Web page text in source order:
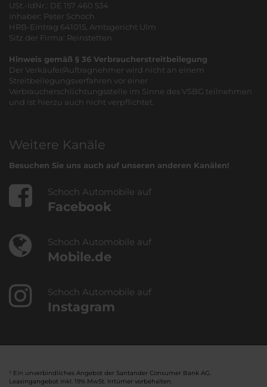
USt.-IdNr.: DE 157 460 534
Inhaber: Peter Schoch
HRB-Eintrag 641015, Amtsgericht Ulm
Sitz der Firma: Reinstetten
Hinweis gemäß § 36 Verbraucherstreitbeilegung
Der Verkäufer/Auftragnehmer wird nicht an einem
Streitbeilegungsverfahren vor einer
Verbraucherschlichtungsstelle im Sinne des VSBG teilnehmen
und ist hierzu auch nicht verpflichtet.
Weitere Kanäle
Besuchen Sie uns auch auf unseren anderen Kanälen!
Schoch Automobile auf
Facebook
Schoch Automobile auf
Mobile.de
Schoch Automobile auf
Instagram
¹ Ein unverbindliches Angebot der Santander Consumer Bank AG.
Leasingangebot inkl. 19% MwSt. Irrtümer vorbehalten.